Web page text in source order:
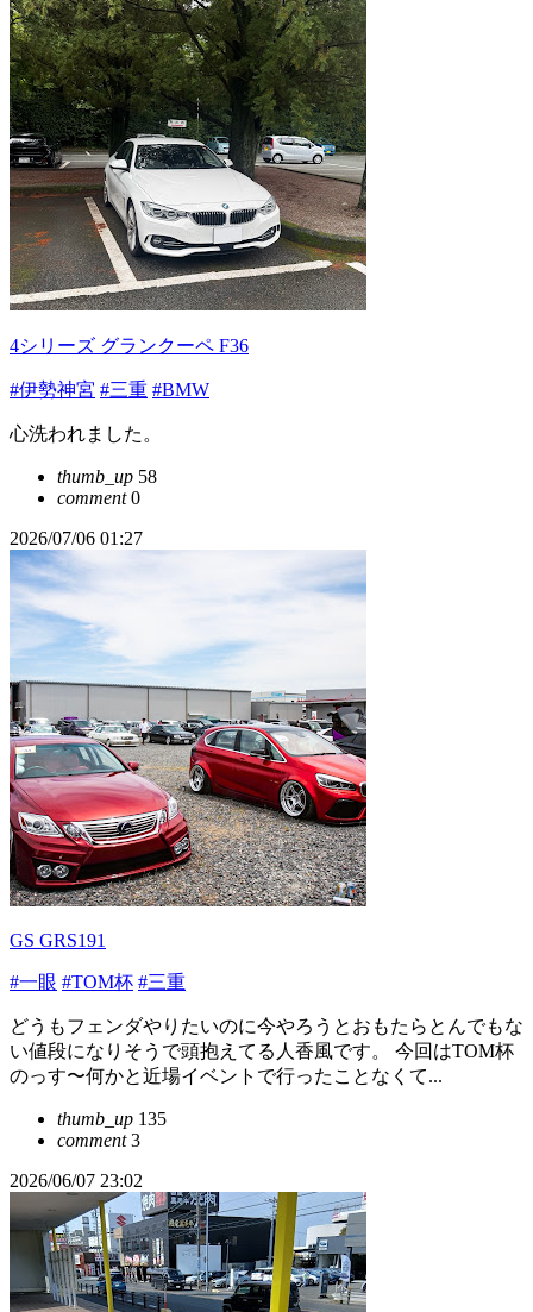
4シリーズ グランクーペ F36
#伊勢神宮 #三重 #BMW
心洗われました。
thumb_up 58
comment0
2026/07/06 01:27
GS GRS191
#一眼 #TOM杯 #三重
どうもフェンダやりたいのに今やろうとおもたらとんでもな
い値段になりそうで頭抱えてる人香風です。 今回はTOM杯
のっす〜何かと近場イベントで行ったことなくて...
thumb_up 135
comment3
2026/06/07 23:02